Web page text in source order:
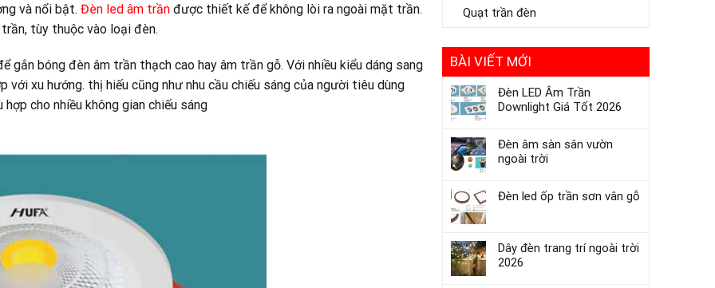
Quạt trần đèn
BÀI VIẾT MỚI
Đèn LED Âm Trần
Downlight Giá Tốt 2026
Đèn âm sàn sân vườn
ngoài trời
Đèn led ốp trần sơn vân gỗ
Dây đèn trang trí ngoài trời
2026
và nổi bật. Đèn led âm trần được thiết kế để không lòi ra ngoài mặt trần.
tùy thuộc vào loại đèn.
gắn bóng đèn âm trần thạch cao hay âm trần gỗ. Với nhiều kiểu dáng sang
với xu hướng. thị hiếu cũng như nhu cầu chiếu sáng của người tiêu dùng
cho nhiều không gian chiếu sáng